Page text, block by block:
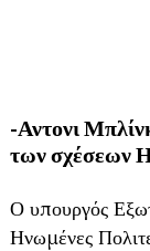
-Αντονι
των σχέσεων
Ο υπουργός
Ηνωμένες